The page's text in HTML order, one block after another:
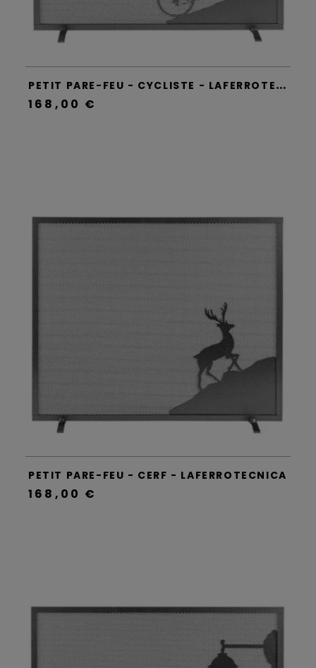
P
ETIT PARE-FEU - CYCLISTE - LAFERROTECNICA
168,00 €
PETIT PARE-FEU - CERF - LAFERROTECNICA
168,00 €